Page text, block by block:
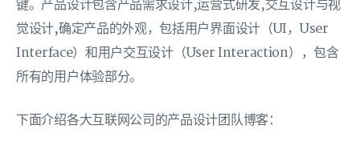
键。产品设计包含产品需求设计,运营式研发,交互设计与视
觉设计,确定产品的外观，包括用户界面设计（UI，User
Interface）和用户交互设计（User Interaction），包含
所有的用户体验部分。
下面介绍各大互联网公司的产品设计团队博客：